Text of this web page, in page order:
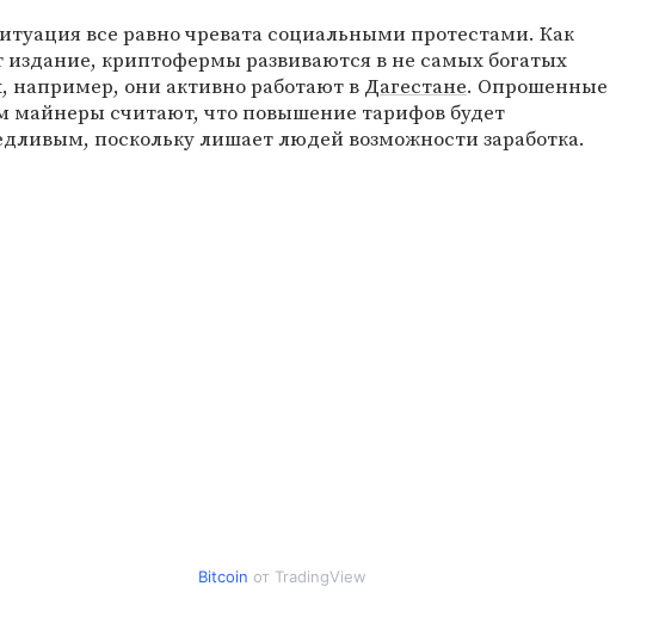
все равно чревата социальными протестами. Как
издание, криптофермы развиваются в не самых богатых
например, они активно работают в Дагестане. Опрошенные
майнеры считают, что повышение тарифов будет
поскольку лишает людей возможности заработка.
Bitcoin от TradingView